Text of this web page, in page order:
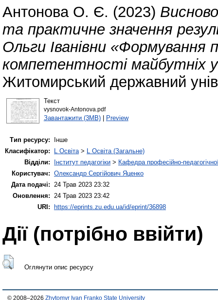
Антонова О. Є. (2023)
та практичне значення
Ольги Іванівни «Формування
компетентності майбутніх
Житомирський державний
Текст
vysnovok-Antonova.pdf
Завантажити (3MB)| Preview
Тип ресурсу:
Інше
Класифікатор:
L Освіта> L Освіта (Загальне)
Відділи:
Інститут педагогіки > Кафедра професійно-
Користувач: Олександр Сергійович Яценко
Дата подачі: 24 Трав 2023 23:32
Оновлення: 24 Трав 2023 23:42
URI:
https://eprints.zu.edu.ua/id/eprint/36898
Дії ​​(потрібно ввійти)
Оглянути опис ресурсу
© 2008–2026 Zhytomyr Ivan Franko State University